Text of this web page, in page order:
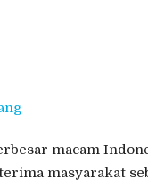
macam
masyarakat